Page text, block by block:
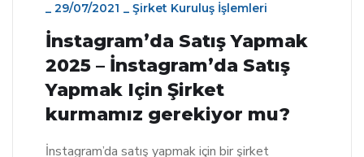
_ 29/07/2021 _ Şirket Kuruluş İşlemleri
İnstagram’da Satış Yapmak
2025 – İnstagram’da Satış
Yapmak Için Şirket
kurmamız gerekiyor mu?
İnstagram’da satış yapmak için bir şirket